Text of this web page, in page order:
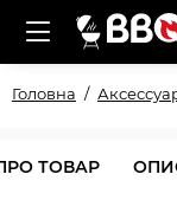
Головна
ТОВАР